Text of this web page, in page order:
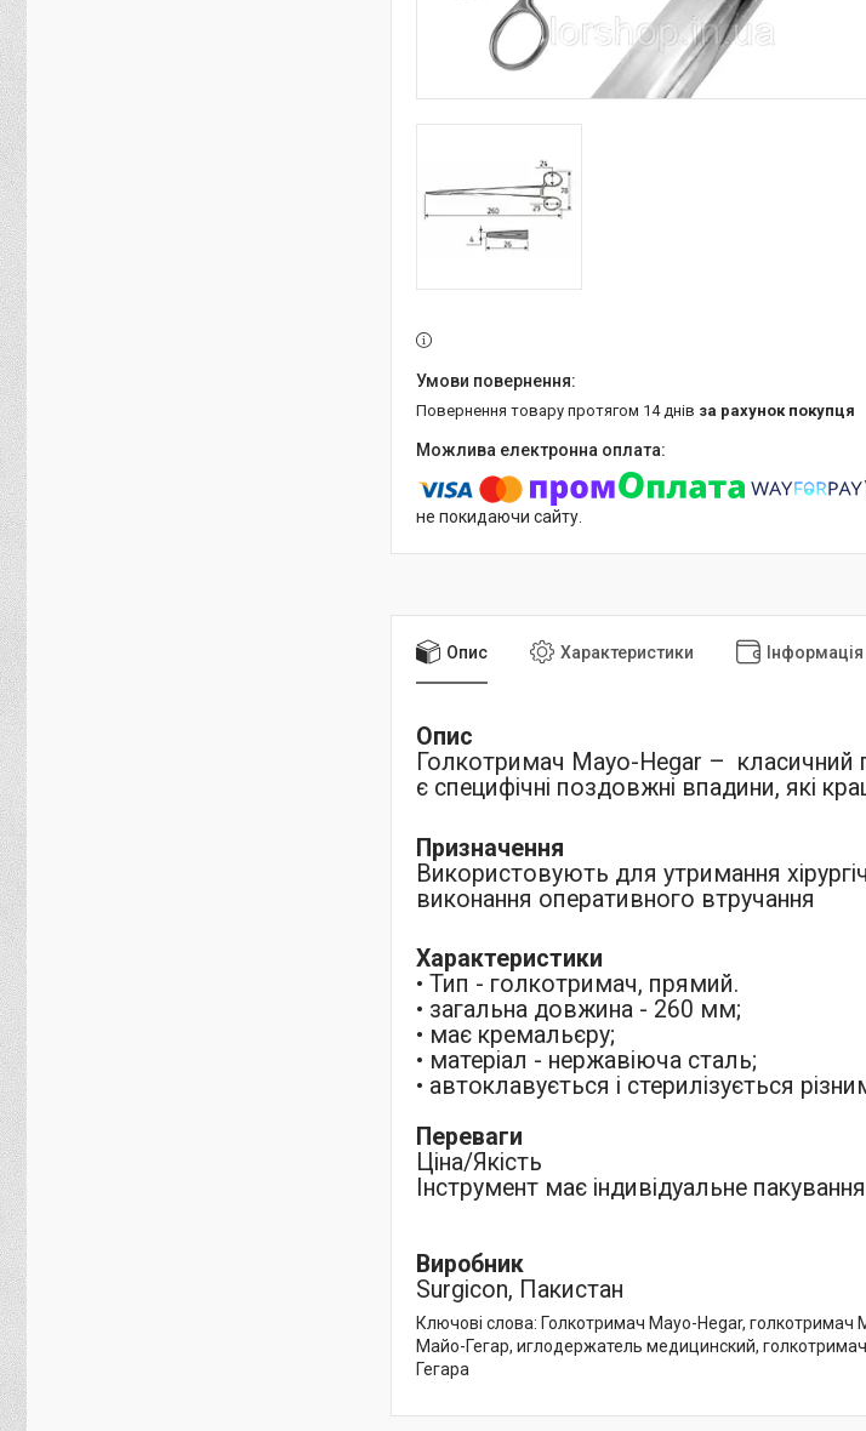
повернення товару протягом 14 днів за рахунок покупця
не покидаючи сайту.
Опис Характеристики
Опис
Голкотримач Mayo-Hegar –
є специфічні поздовжні впадини, які
Призначення
Використовують для утримання
виконання оперативного втручання
Характеристики
• Тип - голкотримач, прямий.
• загальна довжина - 260 мм;
• має кремальєру;
• матеріал - нержавіюча сталь;
• автоклавується і стерилізується
Переваги
Ціна/Якість
Інструмент має індивідуальне пакування
Виробник
Surgicon, Пакистан
Ключові слова: Голкотримач Mayo-Hegar,
Майо-Гегар, иглодержатель медицинский,
Гегара